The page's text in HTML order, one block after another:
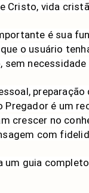
Cristo, vida
é sua
o usuário
sem
Pregador é um
crescer no
com
um guia